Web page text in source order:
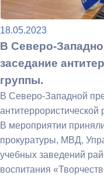
18.05.2023
В Северо-
заседание
группы.
В Северо-Западной
антитеррористической
В мероприятии
прокуратуры, МВД,
учебных заведений
воспитания